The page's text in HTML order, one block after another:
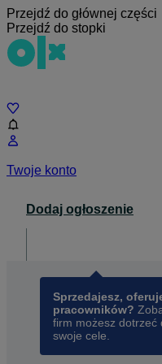
Przejdź do głównej części
Przejdź do stopki
Twoje konto
Dodaj ogłoszenie
Sprzedajesz,
pracowników?
firm możesz
swoje cele.